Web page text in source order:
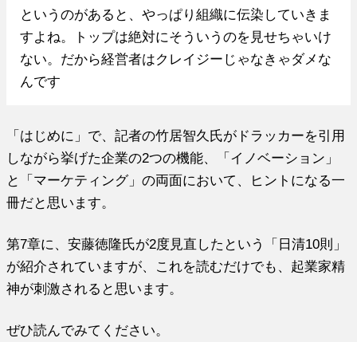
というのがあると、やっぱり組織に伝染していきま
すよね。トップは絶対にそういうのを見せちゃいけ
ない。だから経営者はクレイジーじゃなきゃダメな
んです
「はじめに」で、記者の竹居智久氏がドラッカーを引用
しながら挙げた企業の2つの機能、「イノベーション」
と「マーケティング」の両面において、ヒントになる一
冊だと思います。
第7章に、安藤徳隆氏が2度見直したという「日清10則」
が紹介されていますが、これを読むだけでも、起業家精
神が刺激されると思います。
ぜひ読んでみてください。